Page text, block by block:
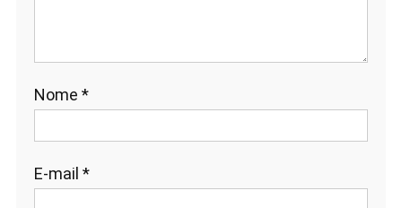
Nome *
E-mail *